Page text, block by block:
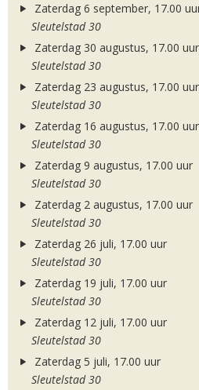
Zaterdag 6 september, 17.00
Sleutelstad 30
Zaterdag 30 augustus, 17.00 uur
Sleutelstad 30
Zaterdag 23 augustus, 17.00 uur
Sleutelstad 30
Zaterdag 16 augustus, 17.00 uur
Sleutelstad 30
Zaterdag 9 augustus, 17.00 uur
Sleutelstad 30
Zaterdag 2 augustus, 17.00 uur
Sleutelstad 30
Zaterdag 26 juli, 17.00 uur
Sleutelstad 30
Zaterdag 19 juli, 17.00 uur
Sleutelstad 30
Zaterdag 12 juli, 17.00 uur
Sleutelstad 30
Zaterdag 5 juli, 17.00 uur
Sleutelstad 30